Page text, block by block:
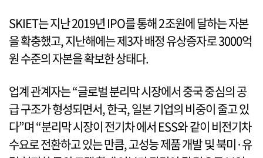
SKIET는 지난 2019년 IPO를 통해 2조원에 달하는 자본
을 확충했고, 지난해에는 제3자 배정 유상증자로 3000억
원 수준의 자본을 확보한 상태다.
업계 관계자는 “글로벌 분리막 시장에서 중국 중심의 공
급 구조가 형성되면서, 한국, 일본 기업의 비중이 줄고 있
다”며 “분리막 시장이 전기차 에서 ESS와 같이 비전기차
수요로 전환하고 있는 만큼, 고성능 제품 개발 및 북미·유